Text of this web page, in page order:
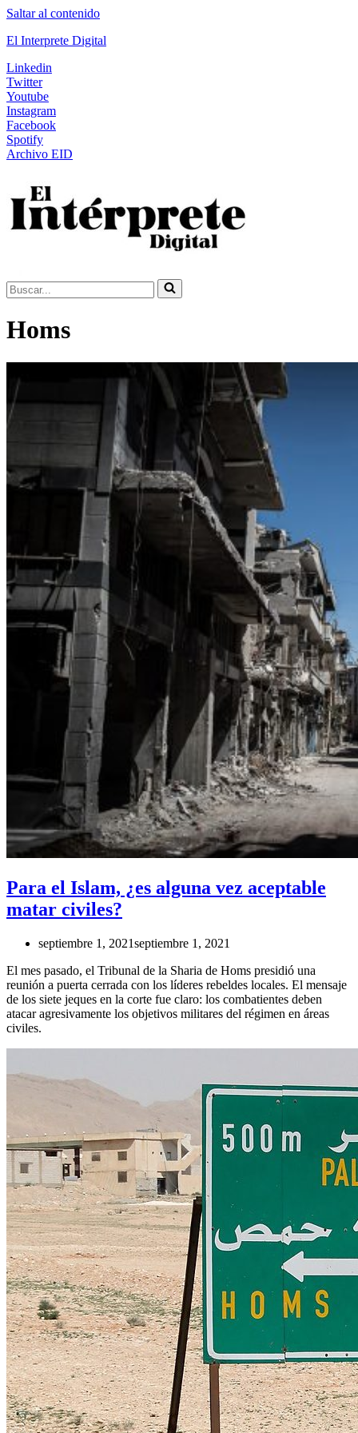
Saltar al contenido
El Interprete Digital
Linkedin
Twitter
Youtube
Instagram
Facebook
Spotify
Archivo EID
Buscar...
Homs
Para el Islam, ¿es alguna vez aceptable
matar civiles?
septiembre 1, 2021septiembre 1, 2021
El mes pasado, el Tribunal de la Sharia de Homs presidió una
reunión a puerta cerrada con los líderes rebeldes locales. El mensaje
de los siete jeques en la corte fue claro: los combatientes deben
atacar agresivamente los objetivos militares del régimen en áreas
civiles.